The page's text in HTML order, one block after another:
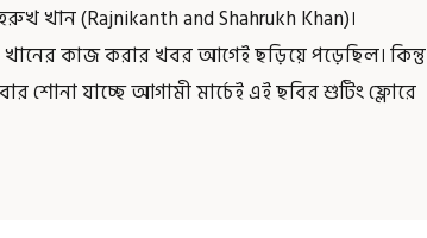
খান (Rajnikanth and Shahrukh Khan)।
খানের কাজ করার খবর আগেই ছড়িয়ে পড়েছিল। কিন্তু
শোনা যাচ্ছে আগামী মার্চেই এই ছবির শুটিং ফ্লোরে